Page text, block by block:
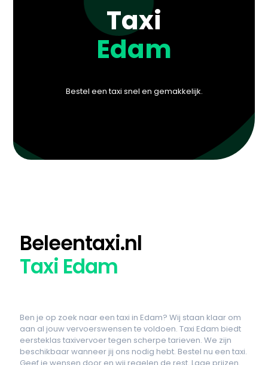
Taxi
Edam
Bestel een taxi snel en gemakkelijk.
Beleentaxi.nl
Taxi Edam
Ben je op zoek naar een taxi in Edam? Wij staan klaar om
aan al jouw vervoerswensen te voldoen. Taxi Edam biedt
eersteklas taxivervoer tegen scherpe tarieven. We zijn
beschikbaar wanneer jij ons nodig hebt. Bestel nu een taxi.